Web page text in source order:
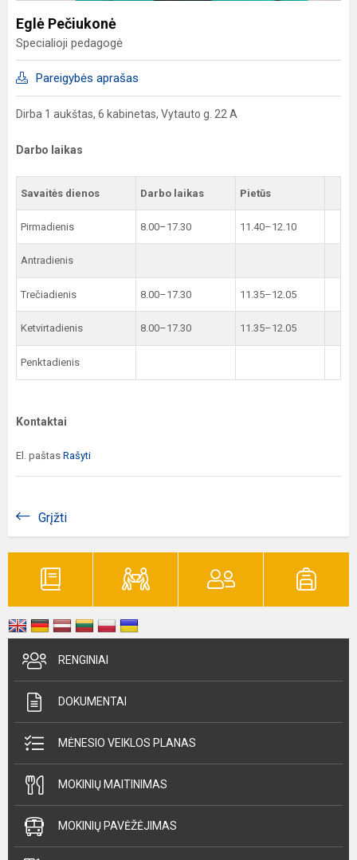
Eglė Pečiukonė
Specialioji pedagogė
Pareigybės aprašas
Dirba 1 aukštas, 6 kabinetas, Vytauto g. 22 A
Darbo laikas
Savaitės dienos Darbo laikas Pietūs
Pirmadienis 8.00–17.30 11.40–12.10
Antradienis
Trečiadienis 8.00–17.30 11.35–12.05
Ketvirtadienis 8.00–17.30 11.35–12.05
Penktadienis
Kontaktai
El. paštas Rašyti
Grįžti
RENGINIAI
DOKUMENTAI
MĖNESIO VEIKLOS PLANAS
MOKINIŲ MAITINIMAS
MOKINIŲ PAVĖŽĖJIMAS